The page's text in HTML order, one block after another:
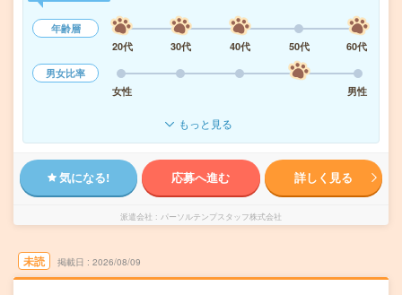
年齢層
20代
30代 40代 50代
60代
男女比率
女性
男性
もっと見る
気になる! 応募へ進む 詳しく見る
派遣会社 パーソルテンプスタッフ株式会社
未読 掲載日 2026/08/09